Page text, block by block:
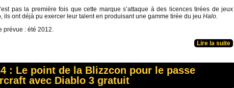
pas la première fois que cette marque s’attaque à des licences tirées de jeux
ils ont déjà pu exercer leur talent en produisant une gamme tirée du jeu Halo.
prévue : été 2012.
Lire la suite
: Le point de la Blizzcon pour le passe
avec Diablo 3 gratuit